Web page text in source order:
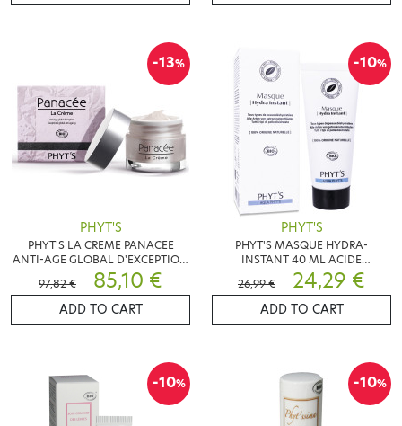
-13%
PHYT'S
PHYT'S LA CREME PANACEE
ANTI-AGE GLOBAL D'EXCEPTION
50ML
97,82 € 85,10 €
ADD TO CART
-10%
PHYT'S
PHYT'S MASQUE HYDRA-
INSTANT 40 ML ACIDE
HYALURONIQUE
26,99 € 24,29 €
ADD TO CART
-10% -10%